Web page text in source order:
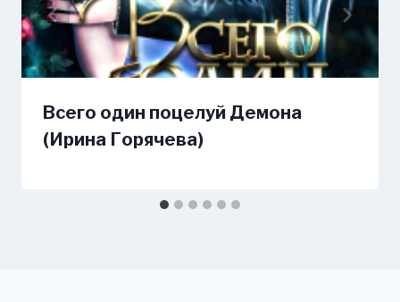
Всего один поцелуй Демона
(Ирина Горячева)